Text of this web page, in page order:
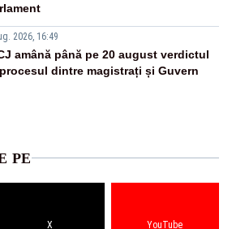
2026, 16:49
amână până pe 20 august verdictul
dintre magistrați și Guvern
PE
X YouTube